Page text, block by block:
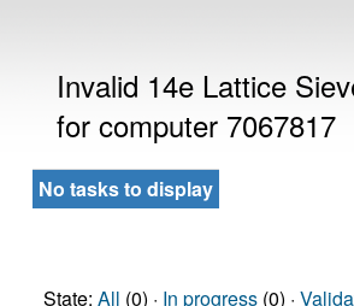
Invalid 14e Lattice
for computer 7067817
No tasks to display
State: All (0) · In progress(0) ·